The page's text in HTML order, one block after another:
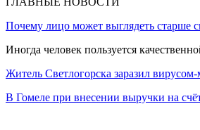
Почему лицо может выглядеть старше
Иногда человек пользуется
Житель Светлогорска заразил
В Гомеле при внесении выручки на